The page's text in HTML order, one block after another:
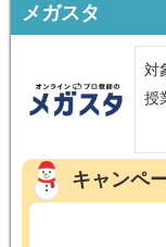
メガスタ
対
授
キャンペ